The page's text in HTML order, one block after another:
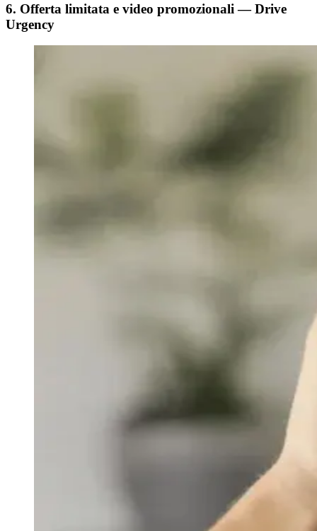
6. Offerta limitata e video promozionali — Drive
Urgency